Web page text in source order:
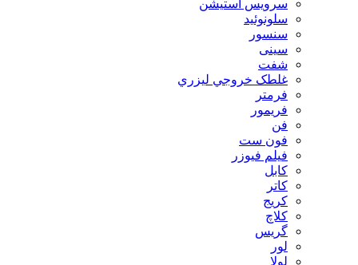
سرویس استیشن
سلونوئید
سنسور
سینی
شفت
غلطک خروجي ليزري
فرمتر
فریمور
فن
فون ست
فیلم فیوزر
کابل
کاتر
کریج
کلاچ
گریس
لور
لولا